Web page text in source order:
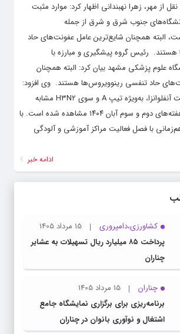
از مهر، زهرا نهبندانی اظهار کرد: موارد مثبت
جنوب شرق و شرق از جمله
البته همچنان شایع‌ترین عامل عفونت‌های حاد
رئیس گروه پیشگیری و مبارزه با
علوم پزشکی مشهد بیان کرد: البته همچنان
حاد تنفسی رینوویروس‌ها هستند. ‌ وی افزود:
این افزایش موارد مثبت آنفلوانزا، به‌ویژه تیپ A و سوی H۳N۲ مشابه
سال‌های گذشته، در هفته‌های دوم و سوم آبان ۱۴۰۴ مشاهده شده است. با
با فصل فعالیت مراکز آموزشی و آلودگی
ادامه خبر
کشاورزی،دامپروری
15 مرداد 1405
پرداخت ۸۵ میلیارد ریال تسهیلات به عشایر
چناران
چناران
15 مرداد 1405
برنامه‌ریزی برای برگزاری نمایشگاه جامع
اشتغال و نوآوری بانوان در چناران